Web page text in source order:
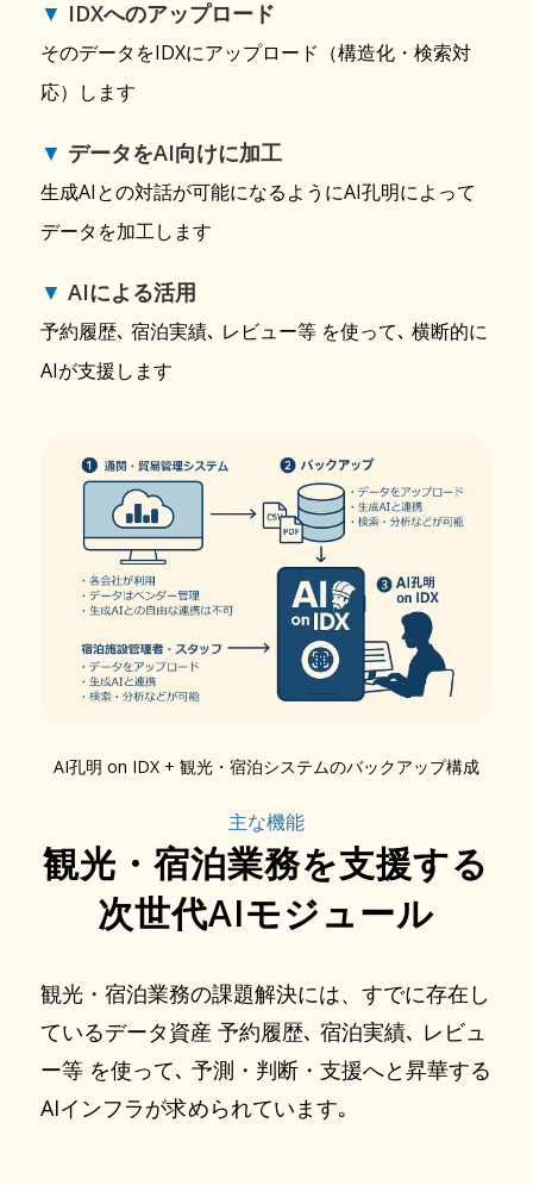
▼ IDXへのアップロード
そのデータをIDXにアップロード（構造化・検索対
応）します
▼ データをAI向けに加工
生成AIとの対話が可能になるようにAI孔明によって
データを加工します
▼ AIによる活用
予約履歴､ 宿泊実績､ レビュー等 を使って､ 横断的に
AIが支援します
AI孔明 on IDX + 観光・宿泊システムのバックアップ構成
主な機能
観光・宿泊業務を支援する
次世代AIモジュール
観光・宿泊業務の課題解決には、すでに存在し
ているデータ資産 予約履歴､ 宿泊実績､ レビュ
ー等 を使って､ 予測・判断・支援へと昇華する
AIインフラが求められています｡